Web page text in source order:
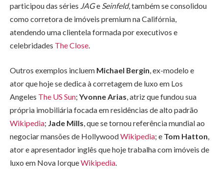
participou das séries JAGe Seinfeld, também se consolidou
como corretora de imóveis premium na Califórnia,
atendendo uma clientela formada por executivos e
celebridades The Close
Outros exemplos incluem Michael Bergin, ex-modelo e
ator que hoje se dedica à corretagem de luxo em Los
Angeles The US Sun; Yvonne Arias, atriz que fundou sua
própria imobiliária focada em residências de alto padrão
Wikipedia; Jade Mills, que se tornou referência mundial ao
negociar mansões de HollywoodWikipedia; e Tom Hatton,
ator e apresentador inglês que hoje trabalha com imóveis de
luxo em Nova IorqueWikipedia.